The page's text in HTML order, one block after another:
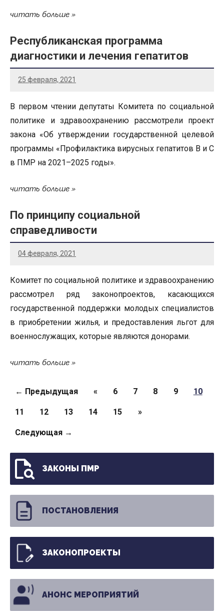
читать больше
Республиканская программа
диагностики и лечения гепатитов
25 февраля, 2021
В первом чтении депутаты Комитета по социальной
политике и здравоохранению рассмотрели проект
закона «Об утверждении государственной целевой
программы «Профилактика вирусных гепатитов В и С
в ПМР на 2021–2025 годы».
читать больше
По принципу социальной
справедливости
04 февраля, 2021
Комитет по социальной политике и здравоохранению
рассмотрел ряд законопроектов, касающихся
государственной поддержки молодых специалистов
в приобретении жилья, и предоставления льгот для
военнослужащих, которые являются донорами.
читать больше
Страницы
← Предыдущая « 6 7 8 9 10
11 12 13 14 15 »
Следующая →
ЗАКОНЫ ПМР
ПОСТАНОВЛЕНИЯ
ЗАКОНОПРОЕКТЫ
АНОНС МЕРОПРИЯТИЙ